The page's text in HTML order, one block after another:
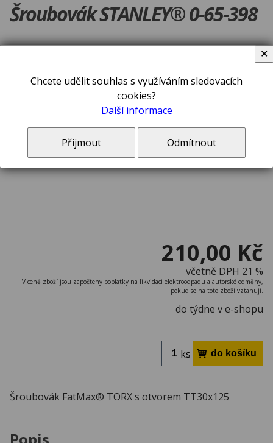
Šroubovák STANLEY® 0-65-398
210,00 Kč
včetně DPH 21 %
V ceně zboží jsou započteny poplatky na likvidaci elektroodpadu a autorské odměny,
pokud se na toto zboží vztahují.
do týdne v e-shopu
ks
Šroubovák FatMax® TORX s otvorem TT30x125
Popis
Chcete udělit souhlas s využíváním sledovacích
cookies?
Další informace
Přijmout Odmítnout
✕